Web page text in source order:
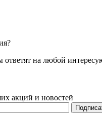
ответят на любой
акций и новостей